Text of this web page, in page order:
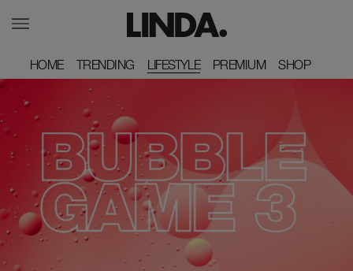
HOME
HOME TRENDING
TRENDING LIFESTYLE PREMIUM
PREMIUM SHOP
SHOP